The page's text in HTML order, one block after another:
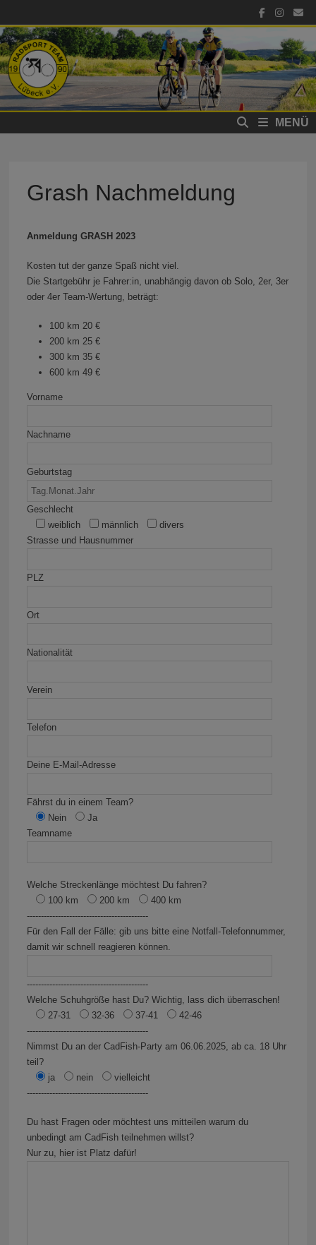
springen
MENÜ
Grash Nachmeldung
Anmeldung GRASH 2023
Kosten tut der ganze Spaß nicht viel.
Die Startgebühr je Fahrer:in, unabhängig davon ob Solo, 2er, 3er
oder 4er Team-Wertung, beträgt:
100 km 20 €
200 km 25 €
300 km 35 €
600 km 49 €
Vorname
Nachname
Geburtstag
Geschlecht
weiblich
männlich
divers
Strasse und Hausnummer
PLZ
Ort
Nationalität
Verein
Telefon
Deine E-Mail-Adresse
Fährst du in einem Team?
Nein
Ja
Teamname
Welche Streckenlänge möchtest Du fahren?
100 km
200 km
400 km
-------------------------------------------
Für den Fall der Fälle: gib uns bitte eine Notfall-Telefonnummer,
damit wir schnell reagieren können.
-------------------------------------------
Welche Schuhgröße hast Du? Wichtig, lass dich überraschen!
27-31
32-36 37-41
42-46
-------------------------------------------
Nimmst Du an der CadFish-Party am 06.06.2025, ab ca. 18 Uhr
teil?
ja
nein
vielleicht
-------------------------------------------
Du hast Fragen oder möchtest uns mitteilen warum du
unbedingt am CadFish teilnehmen willst?
Nur zu, hier ist Platz dafür!